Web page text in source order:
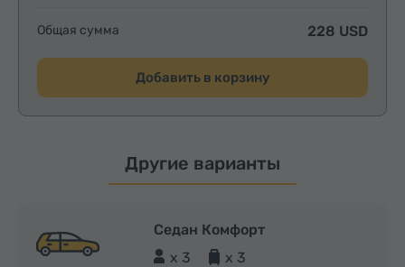
Общая сумма 228 USD
Добавить в корзину
Другие варианты
Седан Комфорт
x 3
x 3